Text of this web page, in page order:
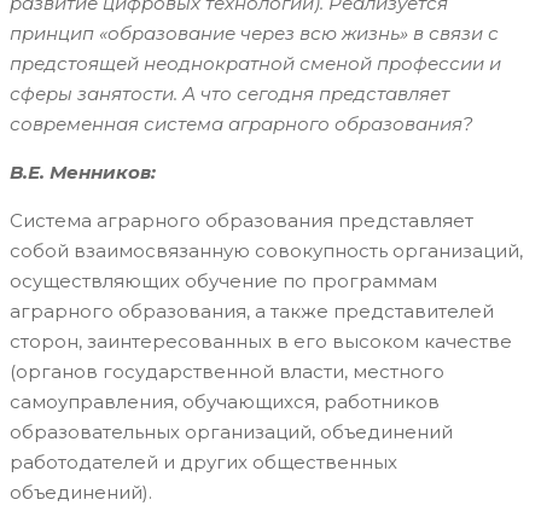
принцип «образование через всю жизнь» в связи с
предстоящей неоднократной сменой профессии и
сферы занятости. А что сегодня представляет
современная система аграрного образования?
В.Е. Менников:
Система аграрного образования представляет
собой взаимосвязанную совокупность организаций,
осуществляющих обучение по программам
аграрного образования, а также представителей
сторон, заинтересованных в его высоком качестве
(органов государственной власти, местного
самоуправления, обучающихся, работников
образовательных организаций, объединений
работодателей и других общественных
объединений).